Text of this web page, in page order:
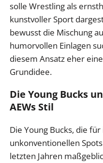
solle Wrestling als
kunstvoller Sport
bewusst die Mischung
humorvollen Einlagen
diesem Ansatz eher
Grundidee.
Die Young Bucks
AEWs Stil
Die Young Bucks, die
unkonventionellen
letzten Jahren